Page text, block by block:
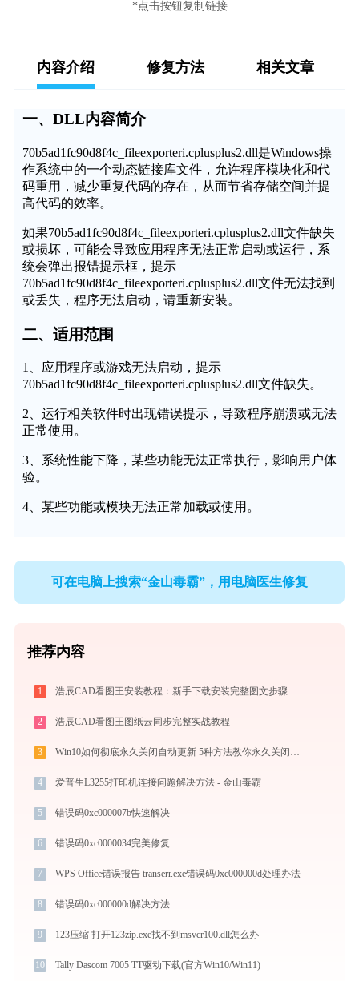
*点击按钮复制链接
内容介绍 修复方法 相关文章
一、DLL内容简介
70b5ad1fc90d8f4c_fileexporteri.cplusplus2.dll是Windows操
作系统中的一个动态链接库文件，允许程序模块化和代
码重用，减少重复代码的存在，从而节省存储空间并提
高代码的效率。
如果70b5ad1fc90d8f4c_fileexporteri.cplusplus2.dll文件缺失
或损坏，可能会导致应用程序无法正常启动或运行，系
统会弹出报错提示框，提示
70b5ad1fc90d8f4c_fileexporteri.cplusplus2.dll文件无法找到
或丢失，程序无法启动，请重新安装。
二、适用范围
1、应用程序或游戏无法启动，提示
70b5ad1fc90d8f4c_fileexporteri.cplusplus2.dll文件缺失。
2、运行相关软件时出现错误提示，导致程序崩溃或无法
正常使用。
3、系统性能下降，某些功能无法正常执行，影响用户体
验。
4、某些功能或模块无法正常加载或使用。
可在电脑上搜索“金山毒霸”，用电脑医生修复
推荐内容
1 浩辰CAD看图王安装教程：新手下载安装完整图文步骤
2 浩辰CAD看图王图纸云同步完整实战教程
3 Win10如何彻底永久关闭自动更新 5种方法教你永久关闭win10自动更新
4 爱普生L3255打印机连接问题解决方法 - 金山毒霸
5 错误码0xc000007b快速解决
6 错误码0xc0000034完美修复
7 WPS Office错误报告 transerr.exe错误码0xc000000d处理办法
8 错误码0xc000000d解决方法
9 123压缩 打开123zip.exe找不到msvcr100.dll怎么办
10 Tally Dascom 7005 TT驱动下载(官方Win10/Win11)